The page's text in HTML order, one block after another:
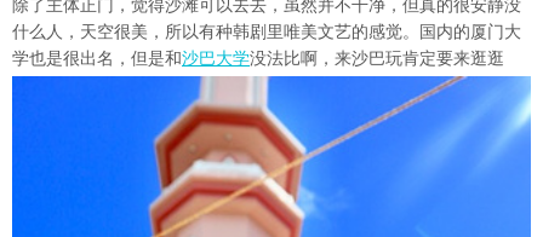
除了主体正门，觉得沙滩可以去去，虽然并不干净，但真的很安静没
什么人，天空很美，所以有种韩剧里唯美文艺的感觉。国内的厦门大
学也是很出名，但是和沙巴大学没法比啊，来沙巴玩肯定要来逛逛